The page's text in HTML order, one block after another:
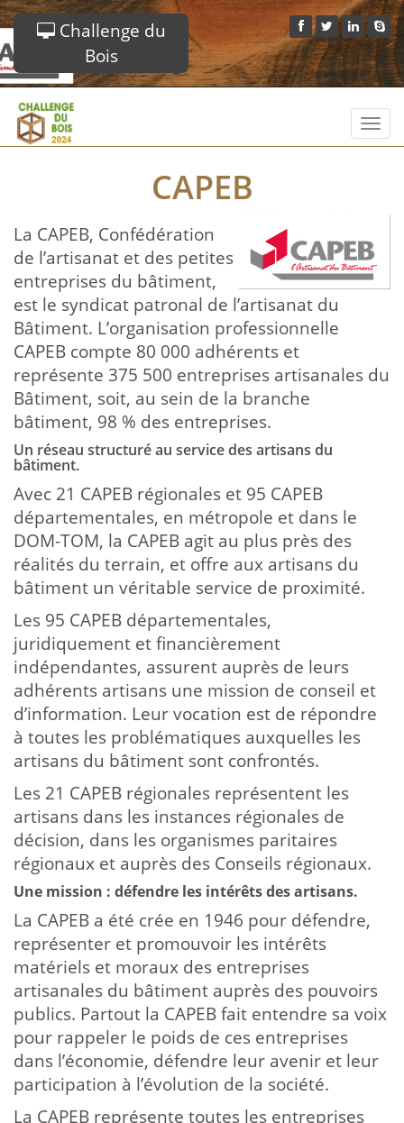
Challenge du
Bois
CAPEB
La CAPEB, Confédération
de l’artisanat et des petites
entreprises du bâtiment,
est le syndicat patronal de l’artisanat du
Bâtiment. L’organisation professionnelle
CAPEB compte 80 000 adhérents et
représente 375 500 entreprises artisanales du
Bâtiment, soit, au sein de la branche
bâtiment, 98 % des entreprises.
Un réseau structuré au service des artisans du
bâtiment.
Avec 21 CAPEB régionales et 95 CAPEB
départementales, en métropole et dans le
DOM-TOM, la CAPEB agit au plus près des
réalités du terrain, et offre aux artisans du
bâtiment un véritable service de proximité.
Les 95 CAPEB départementales,
juridiquement et financièrement
indépendantes, assurent auprès de leurs
adhérents artisans une mission de conseil et
d’information. Leur vocation est de répondre
à toutes les problématiques auxquelles les
artisans du bâtiment sont confrontés.
Les 21 CAPEB régionales représentent les
artisans dans les instances régionales de
décision, dans les organismes paritaires
régionaux et auprès des Conseils régionaux.
Une mission : défendre les intérêts des artisans.
La CAPEB a été crée en 1946 pour défendre,
représenter et promouvoir les intérêts
matériels et moraux des entreprises
artisanales du bâtiment auprès des pouvoirs
publics. Partout la CAPEB fait entendre sa voix
pour rappeler le poids de ces entreprises
dans l’économie, défendre leur avenir et leur
participation à l’évolution de la société.
La CAPEB représente toutes les entreprises